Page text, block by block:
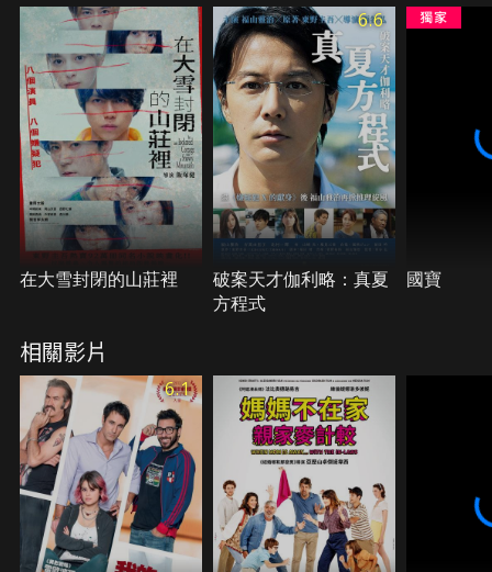
在大雪封閉的山莊裡
6.6
破案天才伽利略：真夏
方程式
國寶
相關影片
6.1